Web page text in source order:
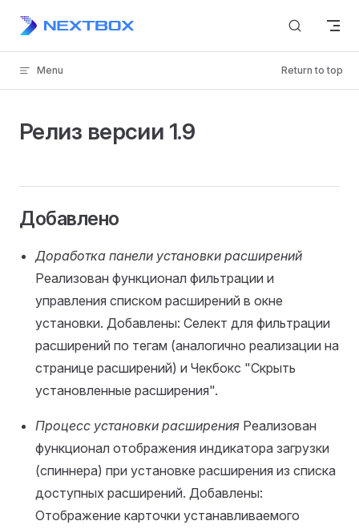
Skip to content
Menu Return to top
Релиз версии 1.9
Добавлено
Доработка панели установки расширений
Реализован функционал фильтрации и
управления списком расширений в окне
установки. Добавлены: Селект для фильтрации
расширений по тегам (аналогично реализации на
странице расширений) и Чекбокс "Скрыть
установленные расширения".
Процесс установки расширения Реализован
функционал отображения индикатора загрузки
(спиннера) при установке расширения из списка
доступных расширений. Добавлены:
Отображение карточки устанавливаемого